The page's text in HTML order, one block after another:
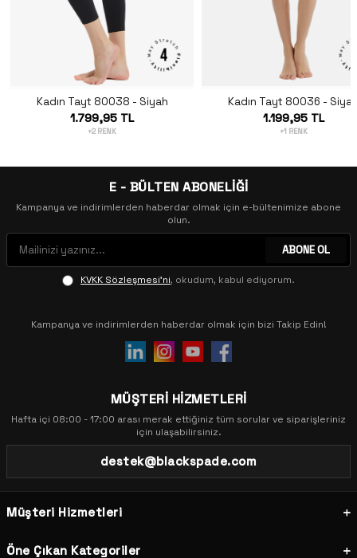
Kadın Tayt 80038 - Siyah
1.799,95 TL
+2 RENK
Kadın Tayt 80036 -
1.199,95 TL
+1 RENK
E - BÜLTEN ABONELİĞİ
Kampanya ve indirimlerden haberdar olmak için e-bültenimize abone
olun.
ABONE OL
KVKK Sözleşmesi'ni, okudum, kabul ediyorum.
Kampanya ve indirimlerden haberdar olmak için bizi Takip Edin!
MÜŞTERİ HİZMETLERİ
Hafta içi 08:00 - 17:00 arası merak ettiğiniz tüm sorular ve siparişleriniz
için ulaşabilirsiniz.
destek@blackspade.com
Müşteri Hizmetleri
Öne Çıkan Kategoriler